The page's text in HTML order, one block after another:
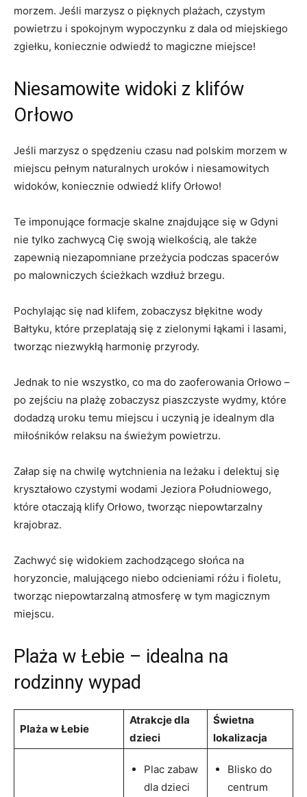
morzem. Jeśli marzysz o pięknych plażach, czystym
powietrzu i spokojnym wypoczynku z dala od ⁣miejskiego
zgiełku, koniecznie odwiedź to magiczne miejsce!
Niesamowite widoki z ​klifów
Orłowo
Jeśli marzysz o spędzeniu czasu nad polskim morzem w
⁤miejscu pełnym naturalnych ‌uroków i niesamowitych
widoków, koniecznie ⁣odwiedź klify‌ Orłowo!
Te imponujące formacje skalne znajdujące się w ⁣Gdyni
nie tylko zachwycą Cię ⁣swoją wielkością, ale także
zapewnią niezapomniane przeżycia podczas spacerów
po malowniczych ścieżkach‌ wzdłuż brzegu.
Pochylając się nad klifem, zobaczysz błękitne wody
Bałtyku,‍ które ⁣przeplatają⁢ się z zielonymi łąkami i​ lasami,
tworząc niezwykłą harmonię przyrody.
Jednak to nie wszystko, co ma do zaoferowania Orłowo –
po zejściu na plażę zobaczysz piaszczyste wydmy, które
dodadzą uroku⁣ temu miejscu i uczynią​ je idealnym dla
miłośników relaksu na świeżym powietrzu.
Załap się na chwilę‍ wytchnienia na leżaku i delektuj się
‌kryształowo czystymi⁣ wodami Jeziora Południowego,
które⁤ otaczają ⁣klify Orłowo, tworząc niepowtarzalny
krajobraz.
Zachwyć‍ się widokiem‌ zachodzącego słońca na
horyzoncie, malującego‍ niebo odcieniami różu i fioletu,
tworząc niepowtarzalną atmosferę w‌ tym magicznym
‌miejscu.
Plaża w Łebie – idealna na
rodzinny wypad
Plaża w Łebie
Atrakcje⁢ dla
dzieci
Świetna
lokalizacja
Plac zabaw
dla dzieci
Blisko⁤ do‍
centrum